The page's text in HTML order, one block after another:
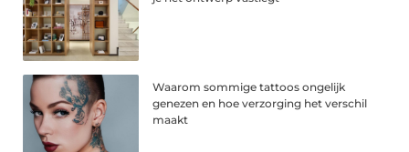
Waarom sommige tattoos ongelijk
genezen en hoe verzorging het verschil
maakt